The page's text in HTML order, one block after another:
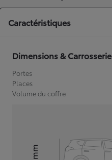
Caractéristiques
Dimensions & Carrosserie
Portes
Places
Volume du coffre
mm